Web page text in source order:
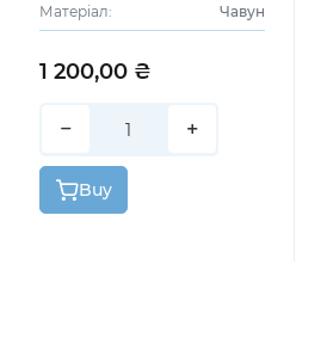
Матеріал: Чавун
1 200,00 ₴
− +
Buy